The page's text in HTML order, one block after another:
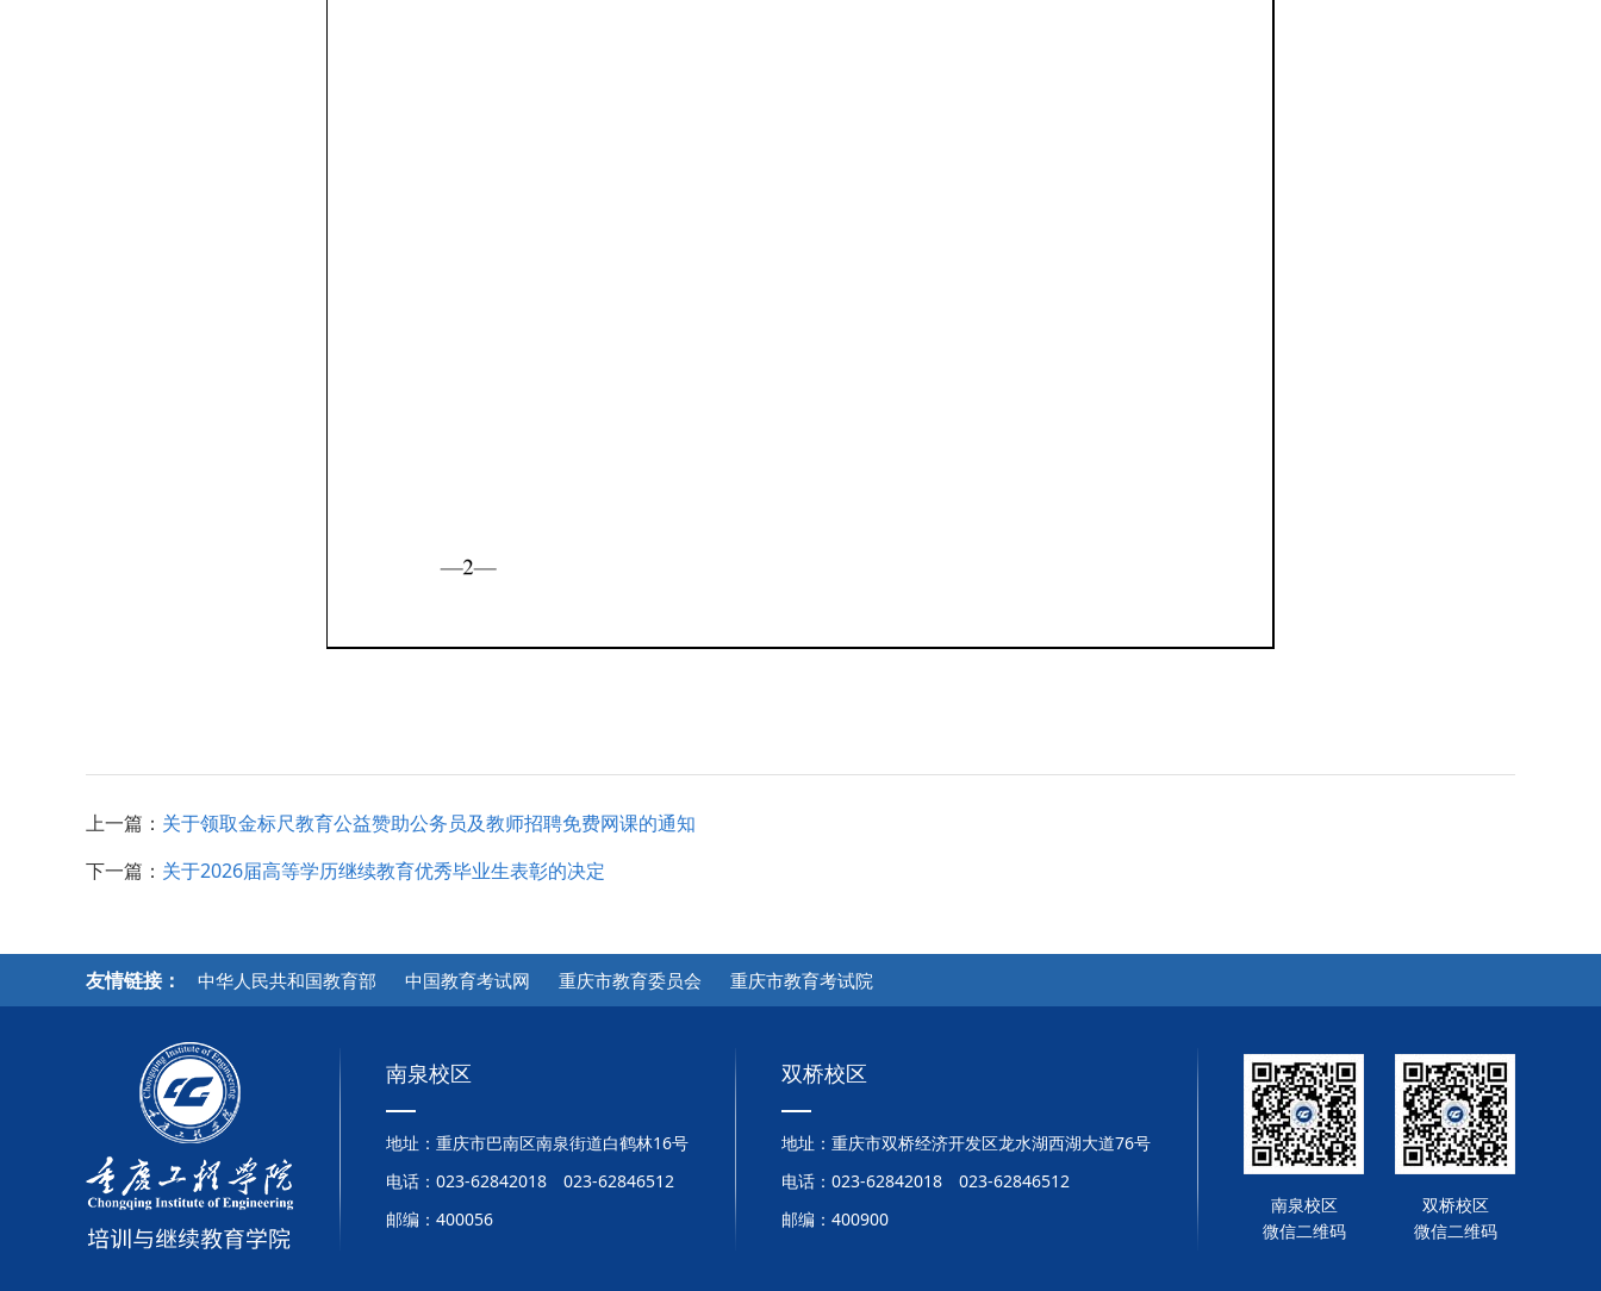
上一篇： 关于领取金标尺教育公益赞助公务员及教师招聘免费网课的通知
下一篇： 关于2026届高等学历继续教育优秀毕业生表彰的决定
友情链接： 中华人民共和国教育部 中国教育考试网 重庆市教育委员会 重庆市教育考试院
南泉校区
地址：重庆市巴南区南泉街道白鹤林16号
电话：023-62842018 023-62846512
邮编：400056
双桥校区
地址：重庆市双桥经济开发区龙水湖西湖大道76号
电话：023-62842018 023-62846512
邮编：400900
南泉校区
微信二维码
双桥校区
微信二维码